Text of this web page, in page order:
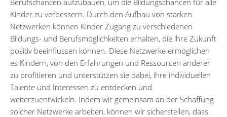
Kinder zu verbessern. Durch den Aufbau von starken
Netzwerken können Kinder Zugang zu verschiedenen
Bildungs- und Berufsmöglichkeiten erhalten, die ihre Zukunft
positiv beeinflussen können. Diese Netzwerke ermöglichen
es Kindern, von den Erfahrungen und Ressourcen anderer
zu profitieren und unterstützen sie dabei, ihre individuellen
Talente und Interessen zu entdecken und
weiterzuentwickeln. Indem wir gemeinsam an der Schaffung
solcher Netzwerke arbeiten, können wir sicherstellen, dass